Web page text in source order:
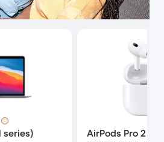
series) AirPods Pro 2